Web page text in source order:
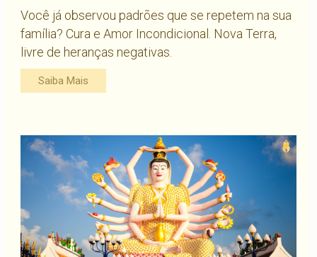
Você já observou padrões que se repetem na sua
família? Cura e Amor Incondicional. Nova Terra,
livre de heranças negativas.
Saiba Mais